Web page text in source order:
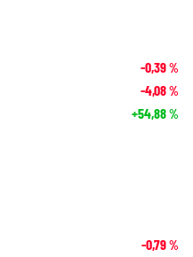
-0,39%
-4,08%
+54,88%
-0,79%